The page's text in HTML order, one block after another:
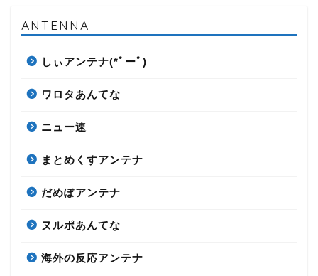
ANTENNA
しぃアンテナ(*ﾟーﾟ)
ワロタあんてな
ニュー速
まとめくすアンテナ
だめぽアンテナ
ヌルポあんてな
海外の反応アンテナ